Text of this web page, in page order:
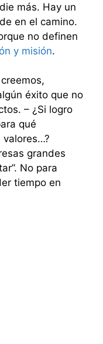
más. Hay un
en el camino.
no definen
y misión.
éxito que no
– ¿Si logro
qué
valores…?
grandes
No para
tiempo en